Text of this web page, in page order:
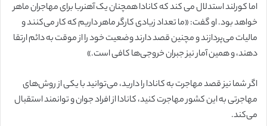
اما کورلند استدلال می کند که کانادا همچنان یک آهنربا برای مهاجران ماهر
خواهد بود. او گفت: «ما تعداد زیادی کارگر ماهر داریم که کار می‌کنند و
مالیات می‌پردازند و مچنین قصد دارند وضعیت خود را از موقت به دائم ارتقا
دهند، و همین آمار نیز جبران خروجی‌ها کافی است.»
اگر شما نیز قصد مهاجرت به کانادا را دارید، می‌توانید با یکی از روش‌های
مهاجرتی به این کشور مهاجرت کنید، کانادا از افراد جوان و توانمند استقبال
می‌کند.